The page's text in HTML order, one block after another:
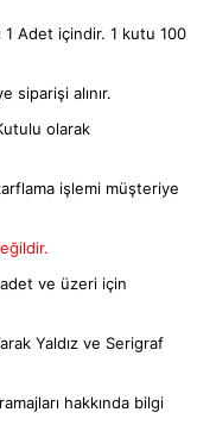
1 Adet içindir. 1 kutu 100
siparişi alınır.
olarak
işlemi müşteriye
ve üzeri için
Yaldız ve Serigraf
hakkında bilgi